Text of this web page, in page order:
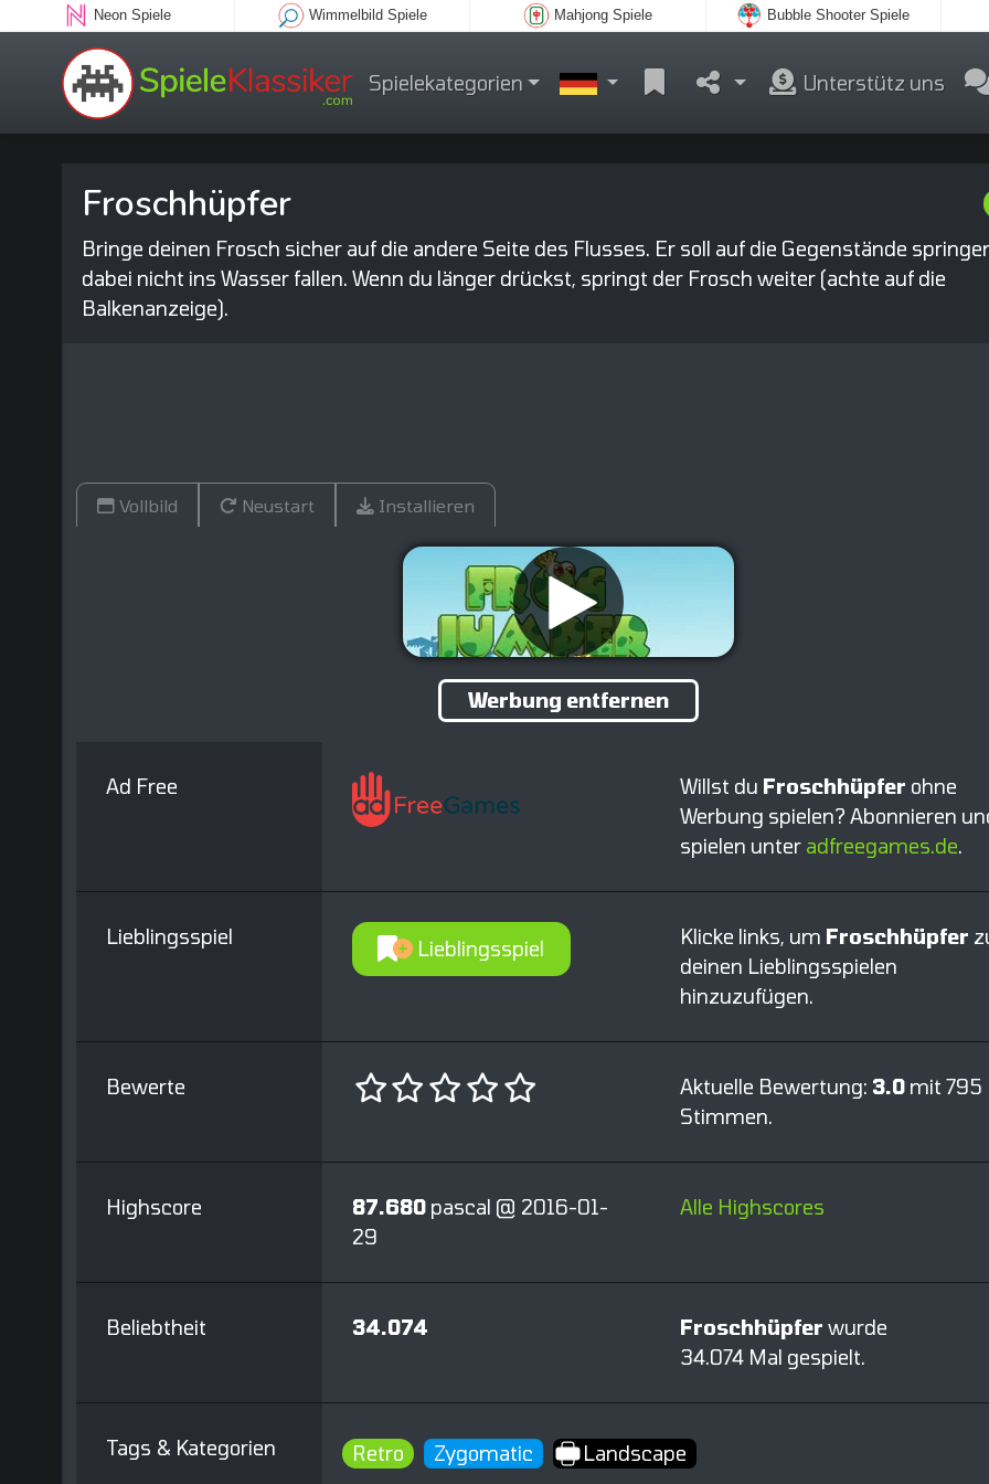
Neon Spiele Wimmelbild Spiele Mahjong Spiele Bubble Shooter Spiele
Spielekategorien Unterstütz uns
Froschhüpfer
Bringe deinen Frosch sicher auf die andere Seite des Flusses. Er soll auf die Gegenstände
dabei nicht ins Wasser fallen. Wenn du länger drückst, springt der Frosch weiter (achte auf die
Balkenanzeige).
Vollbild Neustart Installieren
Werbung entfernen
Ad Free Willst du Froschhüpfer ohne
Werbung spielen? Abonnieren
spielen unter adfreegames.de.
Lieblingsspiel
Lieblingsspiel
Klicke links, um Froschhüpfer
deinen Lieblingsspielen
hinzuzufügen.
Bewerte Aktuelle Bewertung: 3.0mit 795
Stimmen.
Highscore 87.680pascal @ 2016-01-
29
Alle Highscores
Beliebtheit 34.074 Froschhüpfer wurde
34.074 Mal gespielt.
Tags & Kategorien Retro Zygomatic Landscape